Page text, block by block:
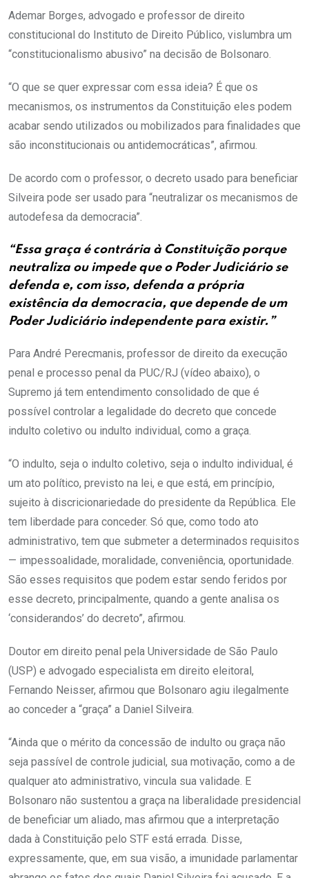
Ademar Borges, advogado e professor de direito
constitucional do Instituto de Direito Público, vislumbra um
“constitucionalismo abusivo” na decisão de Bolsonaro.
“O que se quer expressar com essa ideia? É que os
mecanismos, os instrumentos da Constituição eles podem
acabar sendo utilizados ou mobilizados para finalidades que
são inconstitucionais ou antidemocráticas”, afirmou.
De acordo com o professor, o decreto usado para beneficiar
Silveira pode ser usado para “neutralizar os mecanismos de
autodefesa da democracia”.
“Essa graça é contrária à Constituição porque
neutraliza ou impede que o Poder Judiciário se
defenda e, com isso, defenda a própria
existência da democracia, que depende de um
Poder Judiciário independente para existir.”
Para André Perecmanis, professor de direito da execução
penal e processo penal da PUC/RJ (vídeo abaixo), o
Supremo já tem entendimento consolidado de que é
possível controlar a legalidade do decreto que concede
indulto coletivo ou indulto individual, como a graça.
“O indulto, seja o indulto coletivo, seja o indulto individual, é
um ato político, previsto na lei, e que está, em princípio,
sujeito à discricionariedade do presidente da República. Ele
tem liberdade para conceder. Só que, como todo ato
administrativo, tem que submeter a determinados requisitos
— impessoalidade, moralidade, conveniência, oportunidade.
São esses requisitos que podem estar sendo feridos por
esse decreto, principalmente, quando a gente analisa os
‘considerandos’ do decreto”, afirmou.
Doutor em direito penal pela Universidade de São Paulo
(USP) e advogado especialista em direito eleitoral,
Fernando Neisser, afirmou que Bolsonaro agiu ilegalmente
ao conceder a “graça” a Daniel Silveira.
“Ainda que o mérito da concessão de indulto ou graça não
seja passível de controle judicial, sua motivação, como a de
qualquer ato administrativo, vincula sua validade. E
Bolsonaro não sustentou a graça na liberalidade presidencial
de beneficiar um aliado, mas afirmou que a interpretação
dada à Constituição pelo STF está errada. Disse,
expressamente, que, em sua visão, a imunidade parlamentar